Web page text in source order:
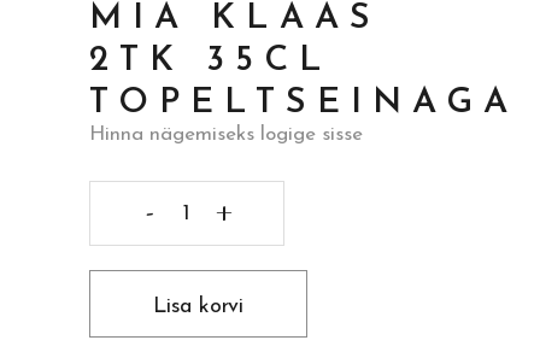
MIA KLAAS
2TK 35CL
TOPELTSEINAGA
Hinna nägemiseks logige sisse
Lisa korvi